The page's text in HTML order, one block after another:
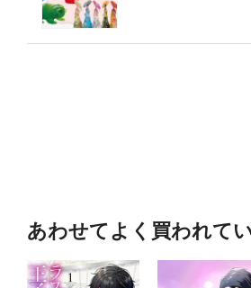
あわせてよく買われて